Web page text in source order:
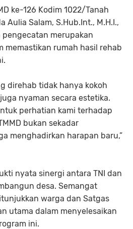
ke-126 Kodim 1022/Tanah
Aulia Salam, S.Hub.Int., M.H.I.,
merupakan
memastikan rumah hasil rehab
direhab tidak hanya kokoh
nyaman secara estetika.
perhatian kami terhadap
bukan sekadar
menghadirkan harapan baru,”
nyata sinergi antara TNI dan
desa. Semangat
warga dan Satgas
utama dalam menyelesaikan
ini.